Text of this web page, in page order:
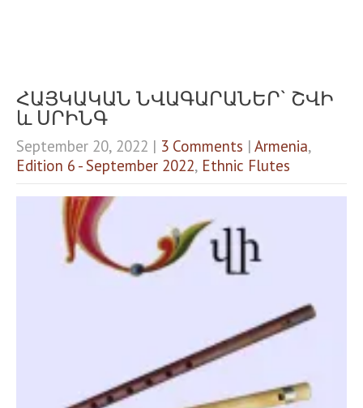
ՀԱՅԿԱԿԱՆ ՆՎԱԳԱՐԱՆԵՐ` ՇՎԻ
և ՍՐԻՆԳ
September 20, 2022 | 3 Comments | Armenia,
Edition 6 - September 2022, Ethnic Flutes